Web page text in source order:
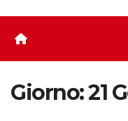
Giorno:21